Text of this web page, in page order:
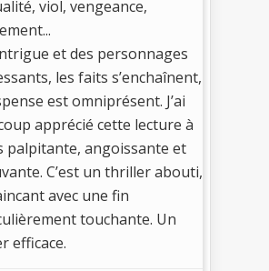
viol, vengeance,
et des personnages
les faits s’enchaînent,
est omniprésent. J’ai
apprécié cette lecture à
palpitante, angoissante et
C’est un thriller abouti,
avec une fin
touchante. Un
efficace.